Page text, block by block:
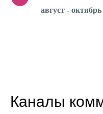
август - октябрь
Каналы